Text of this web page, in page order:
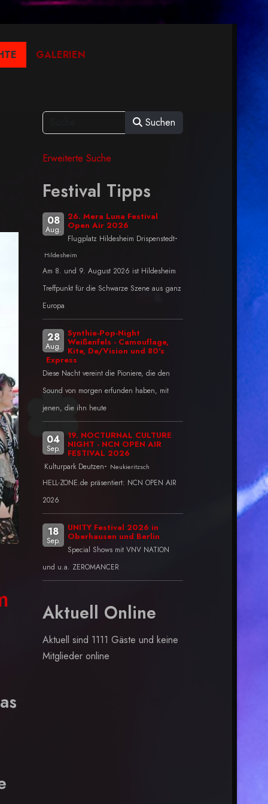
GALERIEN
Suchen
Erweiterte Suche
Festival Tipps
08
Aug.
26. Mera Luna Festival
Open Air 2026
Flugplatz Hildesheim Drispenstedt-
Hildesheim
Am 8. und 9. August 2026 ist Hildesheim
Treffpunkt für die Schwarze Szene aus ganz
Europa
28
Aug.
Synthie-Pop-Night
Weißenfels - Camouflage,
Kite, De/Vision und 80's
Express
Diese Nacht vereint die Pioniere, die den
Sound von morgen erfunden haben, mit
jenen, die ihn heute
04
Sep.
19. NOCTURNAL CULTURE
NIGHT - NCN OPEN AIR
FESTIVAL 2026
Kulturpark Deutzen- Neukieritzsch
HELL-ZONE.de präsentiert: NCN OPEN AIR
2026
18
Sep.
UNITY Festival 2026 in
Oberhausen und Berlin
Special Shows mit VNV NATION
und u.a. ZEROMANCER
Aktuell Online
Aktuell sind 1111 Gäste und keine
Mitglieder online